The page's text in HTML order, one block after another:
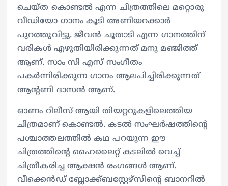
ചെയ്ത കൊണ്ടല്‍ എന്ന ചിത്രത്തിലെ മറ്റൊരു
വീഡിയോ ഗാനം കൂടി അണിയറക്കാര്‍
പുറത്തുവിട്ടു. ജീവന്‍ ചൂതാടി എന്ന ഗാനത്തിന്
വരികള്‍ എഴുതിയിരിക്കുന്നത് മനു മഞ്ജിത്ത്
ആണ്. സാം സി എസ് സംഗീതം
പകര്‍ന്നിരിക്കുന്ന ഗാനം ആലപിച്ചിരിക്കുന്നത്
ആന്‍റണി ദാസന്‍ ആണ്.
ഓണം റിലീസ് ആയി തിയറ്ററുകളിലെത്തിയ
ചിത്രമാണ് കൊണ്ടല്‍. കടല്‍ സംഘര്‍ഷത്തിന്റെ
പശ്ചാത്തലത്തിൽ കഥ പറയുന്ന ഈ
ചിത്രത്തിന്റെ ഹൈലൈറ്റ് കടലിൽ വെച്ച്
ചിത്രീകരിച്ച ആക്ഷൻ രംഗങ്ങള്‍ ആണ്.
വീക്കെൻഡ് ബ്ലോക്ക്ബസ്റ്റേഴ്സിന്റെ ബാനറിൽ